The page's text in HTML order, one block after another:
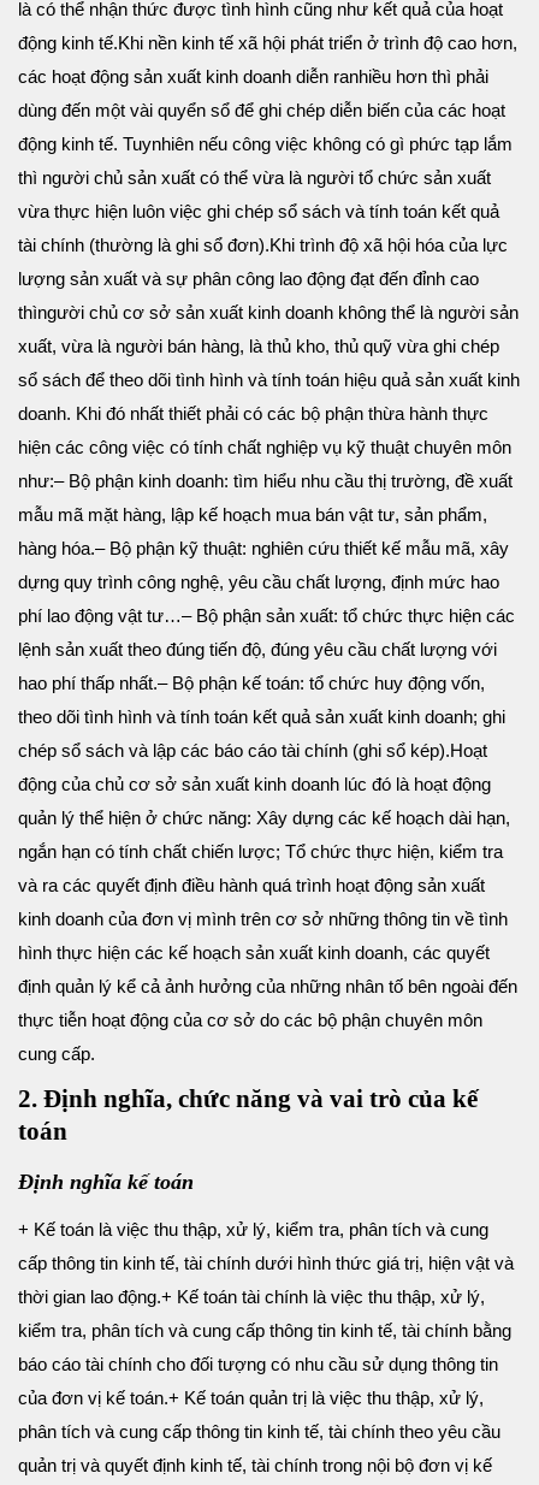
là có thể nhận thức được tình hình cũng như kết quả của hoạt
động kinh tế.Khi nền kinh tế xã hội phát triển ở trình độ cao hơn,
các hoạt động sản xuất kinh doanh diễn ranhiều hơn thì phải
dùng đến một vài quyển sổ để ghi chép diễn biến của các hoạt
động kinh tế. Tuynhiên nếu công việc không có gì phức tạp lắm
thì người chủ sản xuất có thể vừa là người tổ chức sản xuất
vừa thực hiện luôn việc ghi chép sổ sách và tính toán kết quả
tài chính (thường là ghi sổ đơn).Khi trình độ xã hội hóa của lực
lượng sản xuất và sự phân công lao động đạt đến đỉnh cao
thìngười chủ cơ sở sản xuất kinh doanh không thể là người sản
xuất, vừa là người bán hàng, là thủ kho, thủ quỹ vừa ghi chép
sổ sách để theo dõi tình hình và tính toán hiệu quả sản xuất kinh
doanh. Khi đó nhất thiết phải có các bộ phận thừa hành thực
hiện các công việc có tính chất nghiệp vụ kỹ thuật chuyên môn
như:– Bộ phận kinh doanh: tìm hiểu nhu cầu thị trường, đề xuất
mẫu mã mặt hàng, lập kế hoạch mua bán vật tư, sản phẩm,
hàng hóa.– Bộ phận kỹ thuật: nghiên cứu thiết kế mẫu mã, xây
dựng quy trình công nghệ, yêu cầu chất lượng, định mức hao
phí lao động vật tư…– Bộ phận sản xuất: tổ chức thực hiện các
lệnh sản xuất theo đúng tiến độ, đúng yêu cầu chất lượng với
hao phí thấp nhất.– Bộ phận kế toán: tổ chức huy động vốn,
theo dõi tình hình và tính toán kết quả sản xuất kinh doanh; ghi
chép sổ sách và lập các báo cáo tài chính (ghi sổ kép).Hoạt
động của chủ cơ sở sản xuất kinh doanh lúc đó là hoạt động
quản lý thể hiện ở chức năng: Xây dựng các kế hoạch dài hạn,
ngắn hạn có tính chất chiến lược; Tổ chức thực hiện, kiểm tra
và ra các quyết định điều hành quá trình hoạt động sản xuất
kinh doanh của đơn vị mình trên cơ sở những thông tin về tình
hình thực hiện các kế hoạch sản xuất kinh doanh, các quyết
định quản lý kể cả ảnh hưởng của những nhân tố bên ngoài đến
thực tiễn hoạt động của cơ sở do các bộ phận chuyên môn
cung cấp.
2. Định nghĩa, chức năng và vai trò của kế
toán
Định nghĩa kế toán
+ Kế toán là việc thu thập, xử lý, kiểm tra, phân tích và cung
cấp thông tin kinh tế, tài chính dưới hình thức giá trị, hiện vật và
thời gian lao động.+ Kế toán tài chính là việc thu thập, xử lý,
kiểm tra, phân tích và cung cấp thông tin kinh tế, tài chính bằng
báo cáo tài chính cho đối tượng có nhu cầu sử dụng thông tin
của đơn vị kế toán.+ Kế toán quản trị là việc thu thập, xử lý,
phân tích và cung cấp thông tin kinh tế, tài chính theo yêu cầu
quản trị và quyết định kinh tế, tài chính trong nội bộ đơn vị kế